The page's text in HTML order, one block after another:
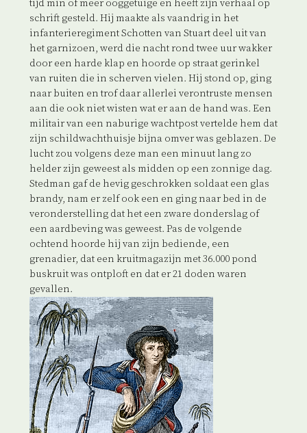
tijd min of meer ooggetuige en heeft zijn verhaal op
schrift gesteld. Hij maakte als vaandrig in het
infanterieregiment Schotten van Stuart deel uit van
het garnizoen, werd die nacht rond twee uur wakker
door een harde klap en hoorde op straat gerinkel
van ruiten die in scherven vielen. Hij stond op, ging
naar buiten en trof daar allerlei verontruste mensen
aan die ook niet wisten wat er aan de hand was. Een
militair van een naburige wachtpost vertelde hem dat
zijn schildwachthuisje bijna omver was geblazen. De
lucht zou volgens deze man een minuut lang zo
helder zijn geweest als midden op een zonnige dag.
Stedman gaf de hevig geschrokken soldaat een glas
brandy, nam er zelf ook een en ging naar bed in de
veronderstelling dat het een zware donderslag of
een aardbeving was geweest. Pas de volgende
ochtend hoorde hij van zijn bediende, een
grenadier, dat een kruitmagazijn met 36.000 pond
buskruit was ontploft en dat er 21 doden waren
gevallen.